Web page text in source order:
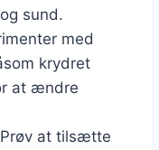
sund.
med
krydret
at ændre
at tilsætte